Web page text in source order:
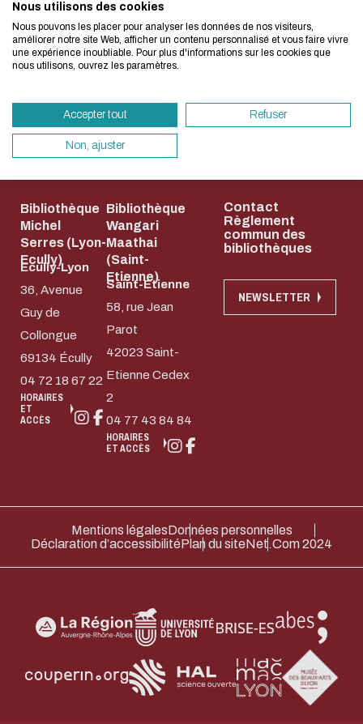
Nous avons développé ce site Internet dans
d'une démarche forte d'écoconception.
besoins énergétiques nécessaires à votre
vous pouvez le parcourir dans son Mode
sollicitera très peu nos serveurs et vous
ACTIVER LE MODE ÉCO
bien-...
Nos campus
Bibliothèque
Michel
Serres (Lyon-
Ecully)
Ecully-Lyon
36, Avenue
Guy de
Collongue
69134 Écully
04 72 18 67 22
HORAIRES
ET
ACCÈS
Bibliothèque
Wangari
Maathai
(Saint-
Etienne)
Saint-Etienne
58, rue Jean
Parot
42023 Saint-
Etienne Cedex
2
04 77 43 84 84
HORAIRES
ET ACCÈS
Contact
Règlement
commun des
bibliothèques
NEWSLETTER
Mentions légalesDonnées personnelles
Déclaration d’accessibilitéPlan du siteNet.Com 2024
Nous utilisons des cookies
Nous pouvons les placer pour analyser les données de nos visiteurs,
améliorer notre site Web, afficher un contenu personnalisé et vous faire vivre
une expérience inoubliable. Pour plus d'informations sur les cookies que
nous utilisons, ouvrez les paramètres.
Accepter tout Refuser
Non, ajuster